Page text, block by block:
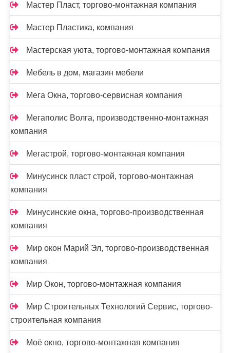
Мастер Пласт, торгово-монтажная компания
Мастер Пластика, компания
Мастерская уюта, торгово-монтажная компания
Мебель в дом, магазин мебели
Мега Окна, торгово-сервисная компания
Мегаполис Волга, производственно-монтажная
компания
Мегастрой, торгово-монтажная компания
Минусинск пласт строй, торгово-монтажная
компания
Минусинские окна, торгово-производственная
компания
Мир окон Марий Эл, торгово-производственная
компания
Мир Окон, торгово-монтажная компания
Мир Строительных Технологий Сервис, торгово-
строительная компания
Моё окно, торгово-монтажная компания